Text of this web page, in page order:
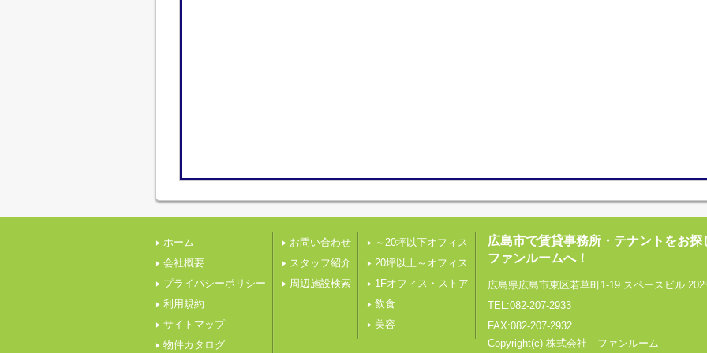
ホーム
会社概要
プライバシーポリシー
利用規約
サイトマップ
物件カタログ
お問い合わせ
スタッフ紹介
周辺施設検索
～20坪以下オフィス
20坪以上～オフィス
1Fオフィス・ストア
飲食
美容
広島市で賃貸事務所・テナントをお探
ファンルームへ！
広島県広島市東区若草町1-19 スペースビル 202
TEL:082-207-2933
FAX:082-207-2932
Copyright(c) 株式会社 ファンルーム